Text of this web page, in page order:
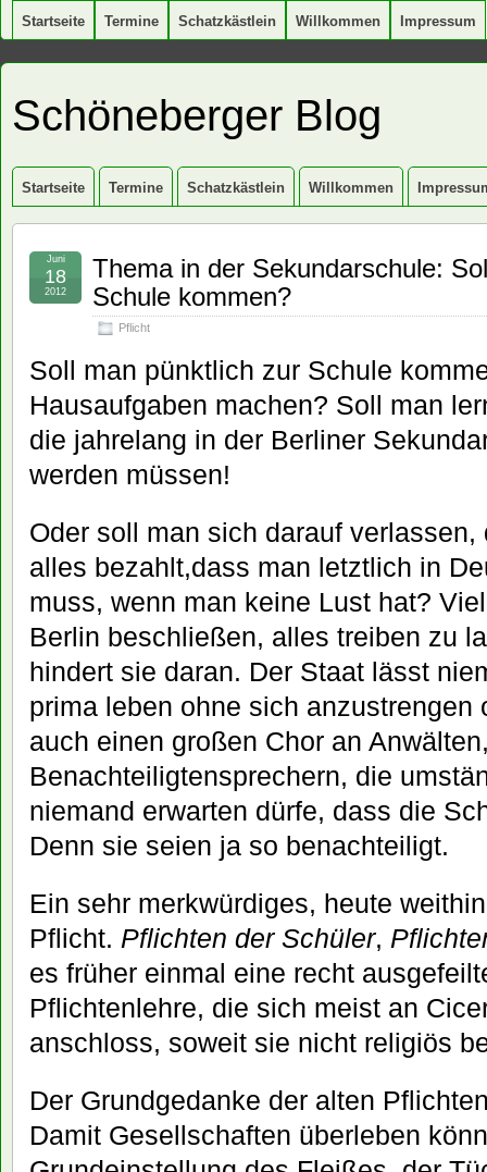
Startseite Termine Schatzkästlein Willkommen Impressum
Schöneberger Blog
Startseite Termine Schatzkästlein Willkommen
Thema in der Sekundarschule:
Schule kommen?
Pflicht
Juni
18
2012
Soll man pünktlich zur Schule
Hausaufgaben machen? Soll man
die jahrelang in der Berliner
werden müssen!
Oder soll man sich darauf
alles bezahlt,dass man letztlich in
muss, wenn man keine Lust hat?
Berlin beschließen, alles treiben zu
hindert sie daran. Der Staat lässt
prima leben ohne sich anzustrengen
auch einen großen Chor an
Benachteiligtensprechern, die
niemand erwarten dürfe, dass die
Denn sie seien ja so benachteiligt.
Ein sehr merkwürdiges, heute
Pflicht. Pflichten der Schüler,
es früher einmal eine recht
Pflichtenlehre, die sich meist an
anschloss, soweit sie nicht religiös
Der Grundgedanke der alten
Damit Gesellschaften überleben